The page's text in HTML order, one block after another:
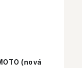
(nová